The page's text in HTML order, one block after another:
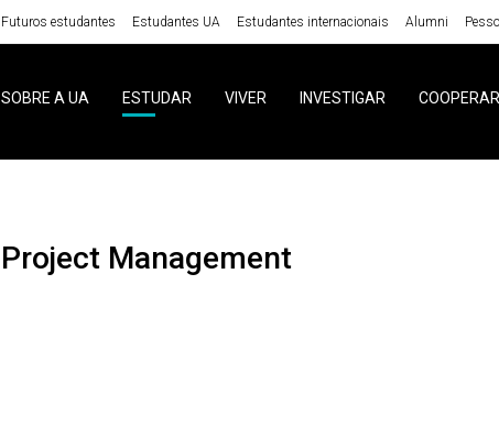
Futuros estudantes Estudantes UA Estudantes internacionais Alumni
SOBRE A UA ESTUDAR VIVER INVESTIGAR COOPERAR
Project Management